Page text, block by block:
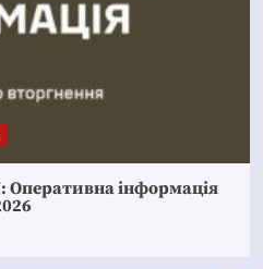
Оперативна інформація